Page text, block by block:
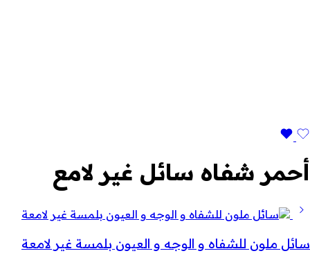
أحمر شفاه سائل غير لامع
سائل ملون للشفاه و الوجه و العيون بلمسة غير لامعة